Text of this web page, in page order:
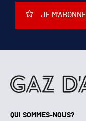
QUI SOMMES-NOUS?
JE M'ABONNE